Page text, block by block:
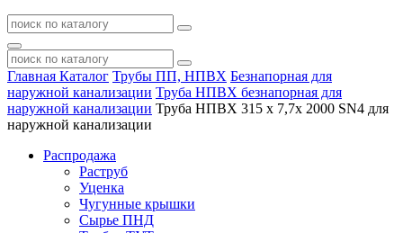
Главная Каталог Трубы ПП, НПВХ Безнапорная для
наружной канализации Труба НПВХ безнапорная для
наружной канализации Труба НПВХ 315 х 7,7х 2000 SN4 для
наружной канализации
Распродажа
Раструб
Уценка
Чугунные крышки
Сырье ПНД